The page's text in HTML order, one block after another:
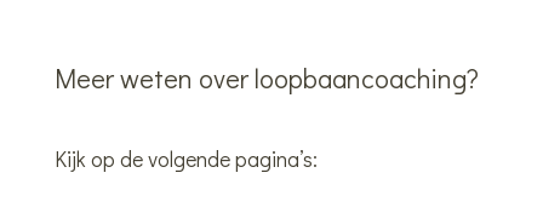
Meer weten over loopbaancoaching?
Kijk op de volgende pagina’s: